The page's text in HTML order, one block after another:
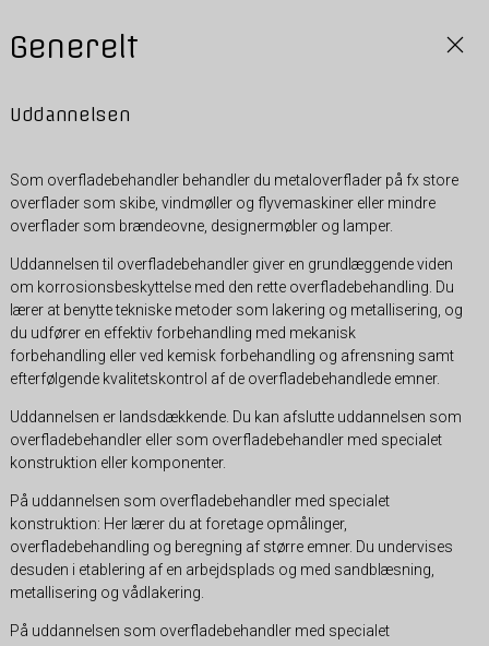
Generelt
Uddannelsen
Som overfladebehandler behandler du metaloverflader på fx store
overflader som skibe, vindmøller og flyvemaskiner eller mindre
overflader som brændeovne, designermøbler og lamper.
Uddannelsen til overfladebehandler giver en grundlæggende viden
om korrosionsbeskyttelse med den rette overfladebehandling. Du
lærer at benytte tekniske metoder som lakering og metallisering, og
du udfører en effektiv forbehandling med mekanisk
forbehandling eller ved kemisk forbehandling og afrensning samt
efterfølgende kvalitetskontrol af de overfladebehandlede emner.
Uddannelsen er landsdækkende. Du kan afslutte uddannelsen som
overfladebehandler eller som overfladebehandler med specialet
konstruktion eller komponenter.
På uddannelsen som overfladebehandler med specialet
konstruktion: Her lærer du at foretage opmålinger,
overfladebehandling og beregning af større emner. Du undervises
desuden i etablering af en arbejdsplads og med sandblæsning,
metallisering og vådlakering.
På uddannelsen som overfladebehandler med specialet